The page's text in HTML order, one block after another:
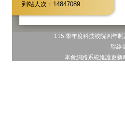
到站人次：14847089
115 學年度科技校院四年
聯
本會網路系統維護更